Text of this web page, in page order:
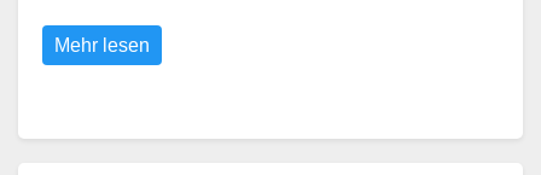
Mehr lesen